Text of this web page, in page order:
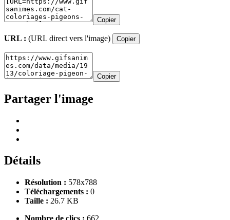
Copier
URL : (URL direct vers l'image) Copier
Copier
Partager l'image
Détails
Résolution : 578x788
Téléchargements : 0
Taille : 26.7 KB